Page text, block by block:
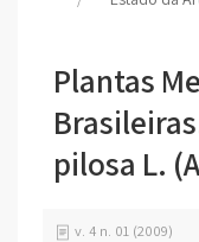
Plantas
pilosa L.
v. 4 n. 01 (2009)